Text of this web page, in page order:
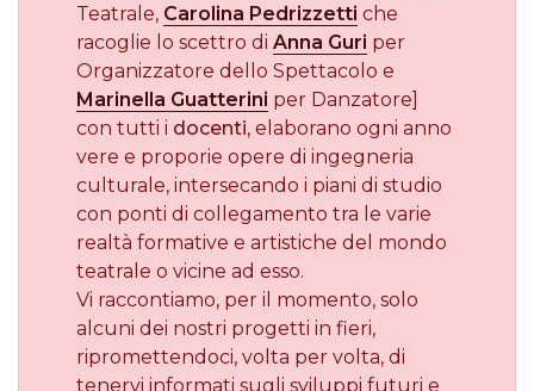
Teatrale, Carolina Pedrizzetti che
racoglie lo scettro di Anna Guri per
Organizzatore dello Spettacolo e
Marinella Guatterini per Danzatore]
con tutti i docenti, elaborano ogni anno
vere e proporie opere di ingegneria
culturale, intersecando i piani di studio
con ponti di collegamento tra le varie
realtà formative e artistiche del mondo
teatrale o vicine ad esso.
Vi raccontiamo, per il momento, solo
alcuni dei nostri progetti in fieri,
ripromettendoci, volta per volta, di
tenervi informati sugli sviluppi futuri e